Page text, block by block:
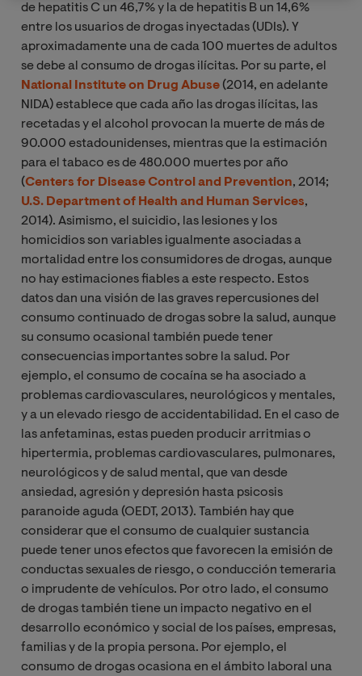
de hepatitis C un 46,7% y la de hepatitis B un 14,6%
entre los usuarios de drogas inyectadas (UDIs). Y
aproximadamente una de cada 100 muertes de adultos
se debe al consumo de drogas ilícitas. Por su parte, el
National Institute on Drug Abuse (2014, en adelante
NIDA) establece que cada año las drogas ilícitas, las
recetadas y el alcohol provocan la muerte de más de
90.000 estadounidenses, mientras que la estimación
para el tabaco es de 480.000 muertes por año
(Centers for Disease Control and Prevention, 2014;
U.S. Department of Health and Human Services,
2014). Asimismo, el suicidio, las lesiones y los
homicidios son variables igualmente asociadas a
mortalidad entre los consumidores de drogas, aunque
no hay estimaciones fiables a este respecto. Estos
datos dan una visión de las graves repercusiones del
consumo continuado de drogas sobre la salud, aunque
su consumo ocasional también puede tener
consecuencias importantes sobre la salud. Por
ejemplo, el consumo de cocaína se ha asociado a
problemas cardiovasculares, neurológicos y mentales,
y a un elevado riesgo de accidentabilidad. En el caso de
las anfetaminas, estas pueden producir arritmias o
hipertermia, problemas cardiovasculares, pulmonares,
neurológicos y de salud mental, que van desde
ansiedad, agresión y depresión hasta psicosis
paranoide aguda (OEDT, 2013). También hay que
considerar que el consumo de cualquier sustancia
puede tener unos efectos que favorecen la emisión de
conductas sexuales de riesgo, o conducción temeraria
o imprudente de vehículos. Por otro lado, el consumo
de drogas también tiene un impacto negativo en el
desarrollo económico y social de los países, empresas,
familias y de la propia persona. Por ejemplo, el
consumo de drogas ocasiona en el ámbito laboral una